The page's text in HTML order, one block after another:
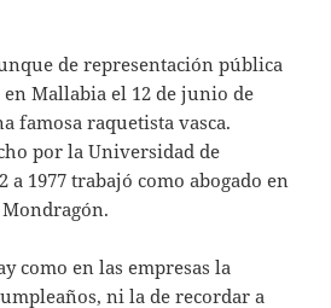
de representación pública
Mallabia el 12 de junio de
famosa raquetista vasca.
por la Universidad de
a 1977 trabajó como abogado en
como en las empresas la
ni la de recordar a